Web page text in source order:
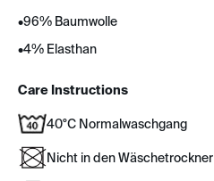
•96% Baumwolle
•4% Elasthan
Care Instructions
40°C Normalwaschgang
Nicht in den Wäschetrockner